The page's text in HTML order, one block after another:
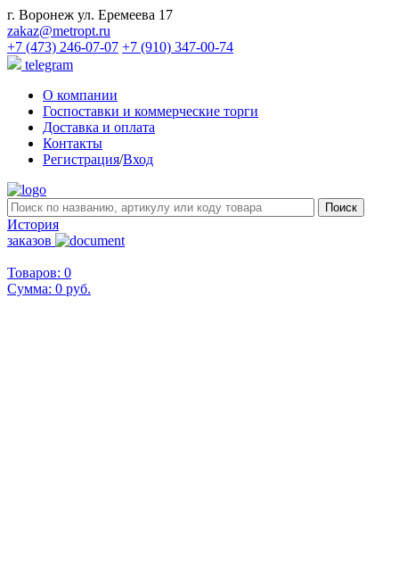
г. Воронеж ул. Еремеева 17
zakaz@metropt.ru
+7 (473) 246-07-07 +7 (910) 347-00-74
telegram
О компании
Госпоставки и коммерческие торги
Доставка и оплата
Контакты
Регистрация/Вход
История
заказов
Товаров: 0
Сумма: 0 руб.